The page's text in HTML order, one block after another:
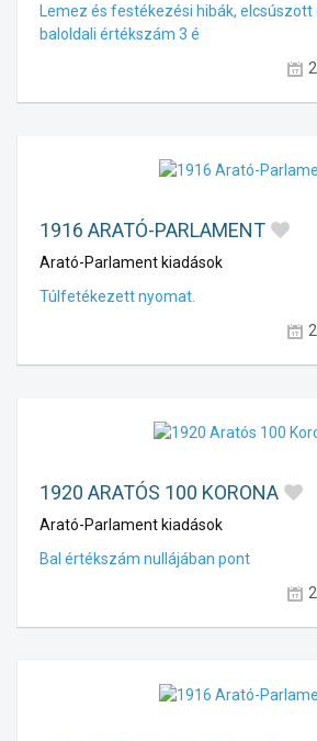
Lemez és festékezési hibák,
baloldali értékszám 3 é
1916 ARATÓ-PARLAMENT
Arató-Parlament kiadások
Túlfetékezett nyomat.
1920 ARATÓS 100 KORONA
Arató-Parlament kiadások
Bal értékszám nullájában pont